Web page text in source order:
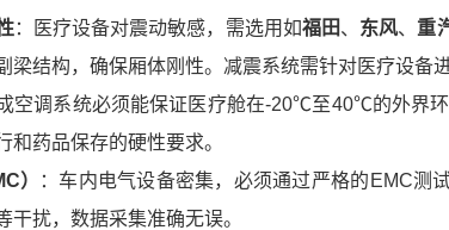
：医疗设备对震动敏感，需选用如福田、 东风、 重
梁结构，确保厢体刚性。减震系统需针对医疗设备
空调系统必须能保证医疗舱在-20℃至40℃的外界
和药品保存的硬性要求。
）
：车内电气设备密集，必须通过严格的EMC测
干扰，数据采集准确无误。